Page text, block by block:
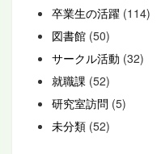
卒業生の活躍 (114)
図書館 (50)
サークル活動 (32)
就職課 (52)
研究室訪問 (5)
未分類 (52)